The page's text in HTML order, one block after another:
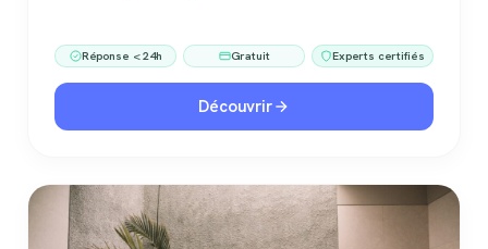
Réponse < 24h Gratuit Experts certifiés
Découvrir